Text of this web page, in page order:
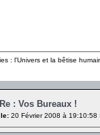
: l'Univers et la bêtise
: Vos Bureaux !
20 Février 2008 à 19:10:58